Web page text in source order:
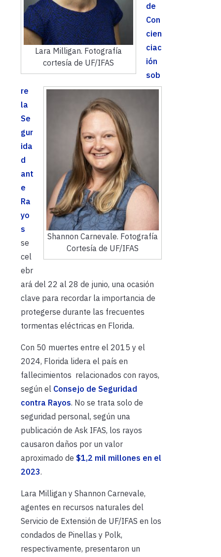
Lara Milligan. Fotografía
cortesía de UF/IFAS
Shannon Carnevale. Fotografía
Cortesía de UF/IFAS
de
Con
cien
ciac
ión
sob
re
la
Se
gur
ida
d
ant
e
Ra
yo
s
se
cel
ebr
ará del 22 al 28 de junio, una ocasión
clave para recordar la importancia de
protegerse durante las frecuentes
tormentas eléctricas en Florida.
Con 50 muertes entre el 2015 y el
2024, Florida lidera el país en
fallecimientos relacionados con rayos,
según el Consejo de Seguridad
contra Rayos. No se trata solo de
seguridad personal, según una
publicación de Ask IFAS, los rayos
causaron daños por un valor
aproximado de $1,2 mil millones en el
2023.
Lara Milligan y Shannon Carnevale,
agentes en recursos naturales del
Servicio de Extensión de UF/IFAS en los
condados de Pinellas y Polk,
respectivamente, presentaron un